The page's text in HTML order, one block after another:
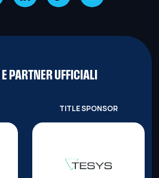
PARTNER UFFICIALI
TITLE SPONSOR